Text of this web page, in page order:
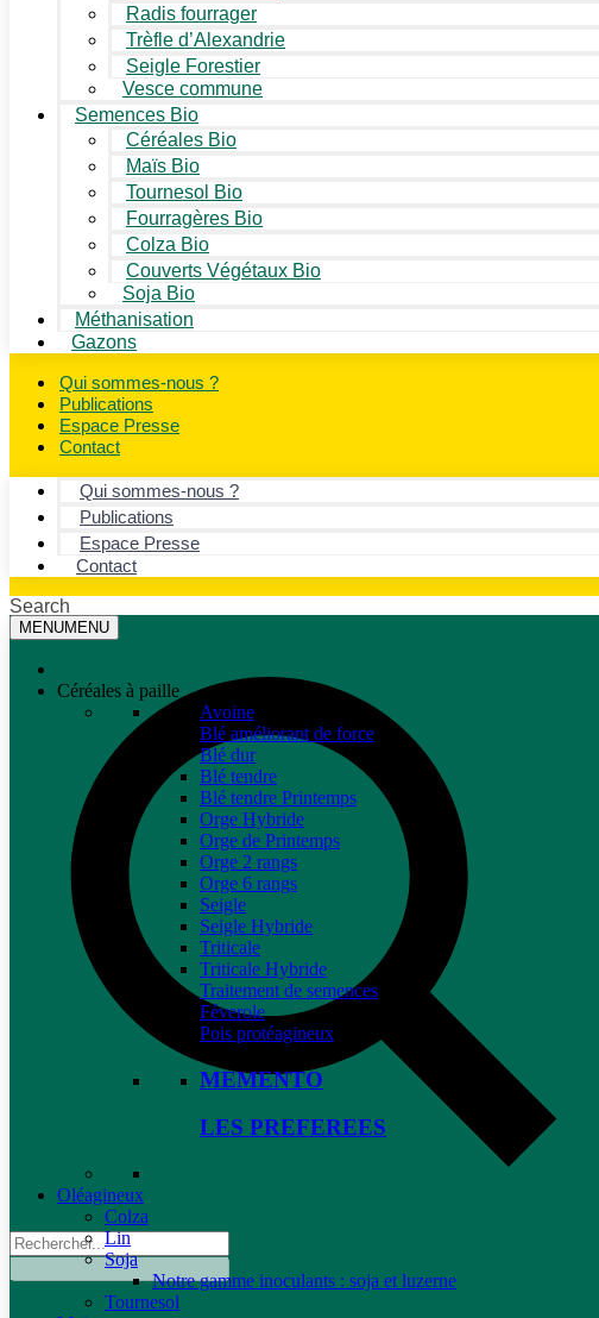
Radis fourrager
Trèfle d’Alexandrie
Seigle Forestier
Vesce commune
Semences Bio
Céréales Bio
Maïs Bio
Tournesol Bio
Fourragères Bio
Colza Bio
Couverts Végétaux Bio
Soja Bio
Méthanisation
Gazons
Qui sommes-nous ?
Publications
Espace Presse
Contact
Qui sommes-nous ?
Publications
Espace Presse
Contact
Search
MENUMENU
Céréales à paille
Avoine
Blé améliorant de force
Blé dur
Blé tendre
Blé tendre Printemps
Orge Hybride
Orge de Printemps
Orge 2 rangs
Orge 6 rangs
Seigle
Seigle Hybride
Triticale
Triticale Hybride
Traitement de semences
Féverole
Pois protéagineux
MEMENTO
LES PREFEREES
Oléagineux
Colza
Lin
Soja
Notre gamme inoculants : soja et luzerne
Tournesol